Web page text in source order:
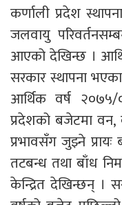
कर्णाली प्रदेश
जलवायु
आएको देखिन्छ ।
सरकार स्थापना
आर्थिक वर्ष
प्रदेशको बजेटमा वन,
प्रभावसँग जुझ्ने
तटबन्ध तथा बाँध
केन्द्रित देखिन्छन् ।